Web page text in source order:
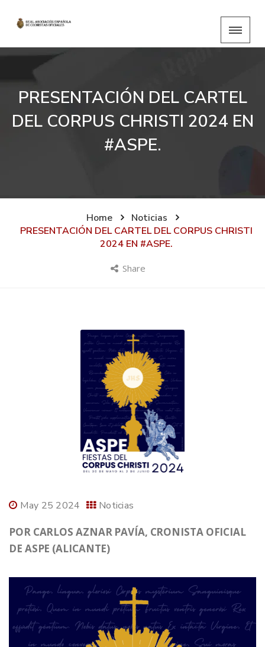
PRESENTACIÓN DEL CARTEL
DEL CORPUS CHRISTI 2024 EN
#ASPE.
Home
Noticias
PRESENTACIÓN DEL CARTEL DEL CORPUS CHRISTI
2024 EN #ASPE.
Share
May 25 2024 Noticias
POR CARLOS AZNAR PAVÍA, CRONISTA OFICIAL
DE ASPE (ALICANTE)